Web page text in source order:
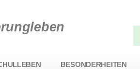
BESONDERHEITEN